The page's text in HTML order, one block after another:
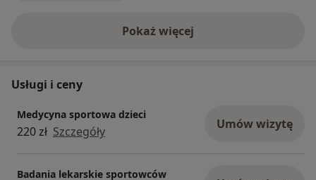
Pokaż więcejo doświadczeniu
Usługi i ceny
Medycyna sportowa dzieci
220 zł Szczegóły Umów wizytę
Badania lekarskie sportowców